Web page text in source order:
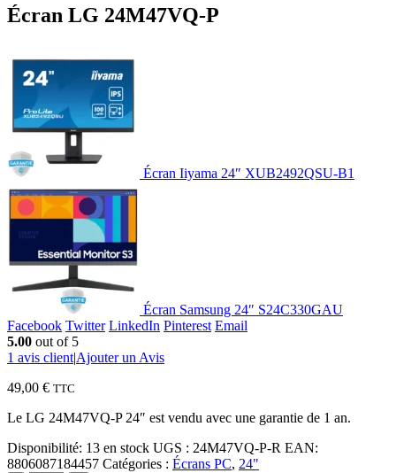
Écran LG 24M47VQ-P
Écran Iiyama 24″ XUB2492QSU-B1
Écran Samsung 24″ S24C330GAU
Facebook Twitter LinkedIn Pinterest Email
5.00 out of 5
1 avis client|Ajouter un Avis
49,00 € TTC
Le LG 24M47VQ-P 24″ est vendu avec une garantie de 1 an.
Disponibilité: 13 en stock UGS : 24M47VQ-P-R EAN:
8806087184457 Catégories : Écrans PC, 24"